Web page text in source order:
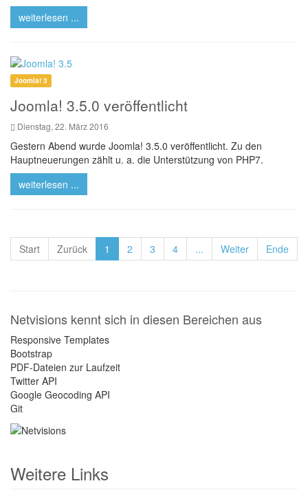
weiterlesen ...
Joomla! 3
Joomla! 3.5.0 veröffentlicht
Dienstag, 22. März 2016
Gestern Abend wurde Joomla! 3.5.0 veröffentlicht. Zu den
Hauptneuerungen zählt u. a. die Unterstützung von PHP7.
weiterlesen ...
Start Zurück 1 2 3 4 ... Weiter Ende
Netvisions kennt sich in diesen Bereichen aus
Responsive Templates
Bootstrap
PDF-Dateien zur Laufzeit
Twitter API
Google Geocoding API
Git
Weitere Links